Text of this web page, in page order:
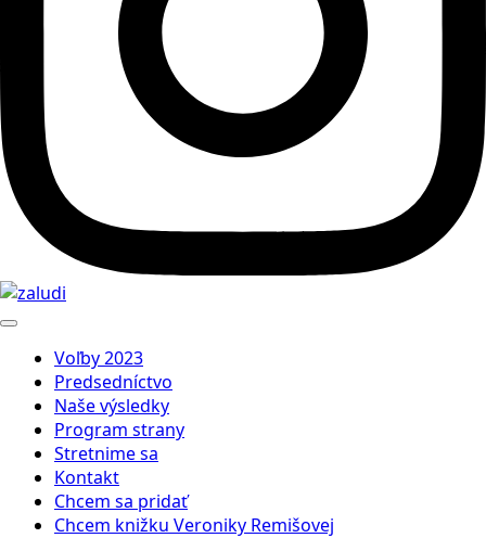
Voľby 2023
Predsedníctvo
Naše výsledky
Program strany
Stretnime sa
Kontakt
Chcem sa pridať
Chcem knižku Veroniky Remišovej